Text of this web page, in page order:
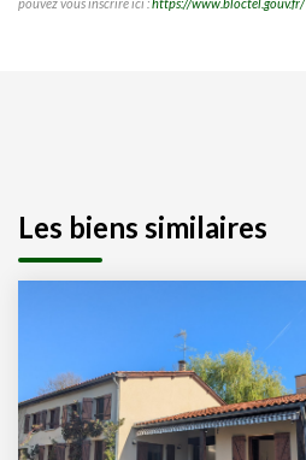
Les biens similaires